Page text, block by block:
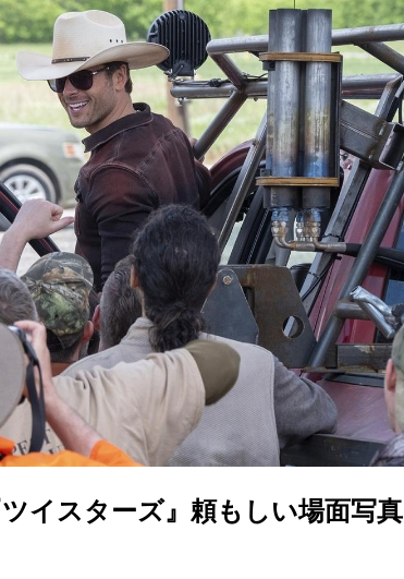
イスターズ』頼もしい場面写真